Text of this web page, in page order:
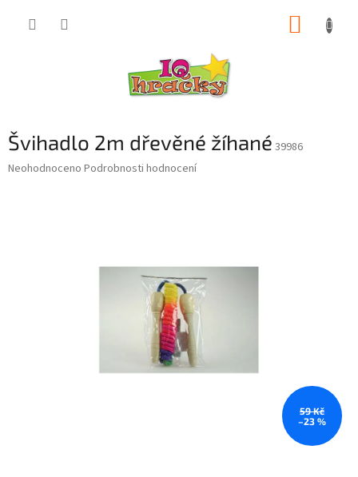
Švihadlo 2m dřevěné žíhané 39986
Průměrné
Neohodnoceno Podrobnosti hodnocení
59 Kč
–23 %